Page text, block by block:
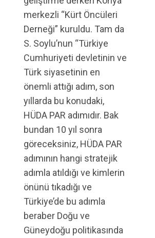
merkezli “Kürt Öncüleri
Derneği” kuruldu. Tam da
S. Soylu’nun “Türkiye
Cumhuriyeti devletinin ve
Türk siyasetinin en
önemli attığı adım, son
yıllarda bu konudaki,
HÜDA PAR adımıdır. Bak
bundan 10 yıl sonra
göreceksiniz, HÜDA PAR
adımının hangi stratejik
adımla atıldığı ve kimlerin
önünü tıkadığı ve
Türkiye’de bu adımla
beraber Doğu ve
Güneydoğu politikasında